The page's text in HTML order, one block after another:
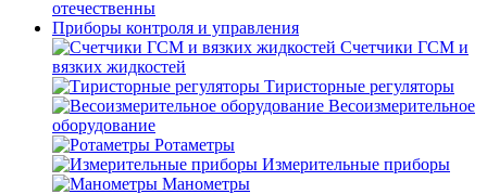
отечественны
Приборы контроля и управления
Счетчики ГСМ и
вязких жидкостей
Тиристорные регуляторы
Весоизмерительное
оборудование
Ротаметры
Измерительные приборы
Манометры